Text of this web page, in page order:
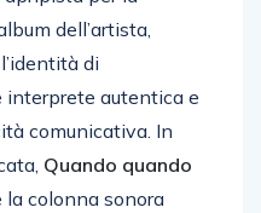
dell’artista,
di
interprete autentica e
comunicativa. In
Quando quando
la colonna sonora